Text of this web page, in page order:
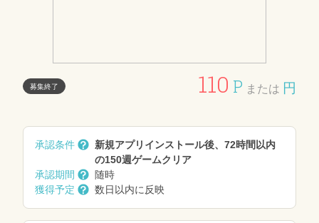
募集終了 110 P または 円
承認条件
新規アプリインストール後、72時間以内
の150週ゲームクリア
承認期間
随時
獲得予定
数日以内に反映